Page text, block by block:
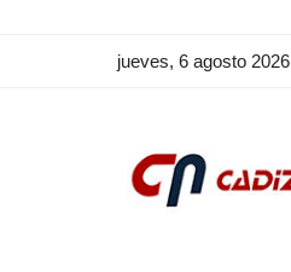
jueves, 6 agosto 2026